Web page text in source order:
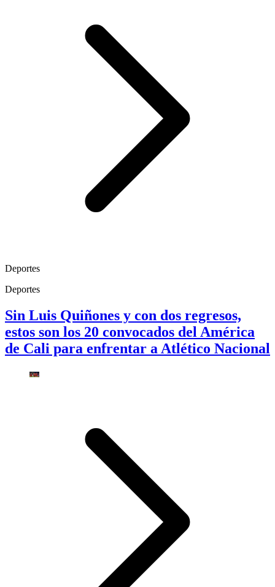
Deportes
Deportes
Sin Luis Quiñones y con dos regresos,
estos son los 20 convocados del América
de Cali para enfrentar a Atlético Nacional